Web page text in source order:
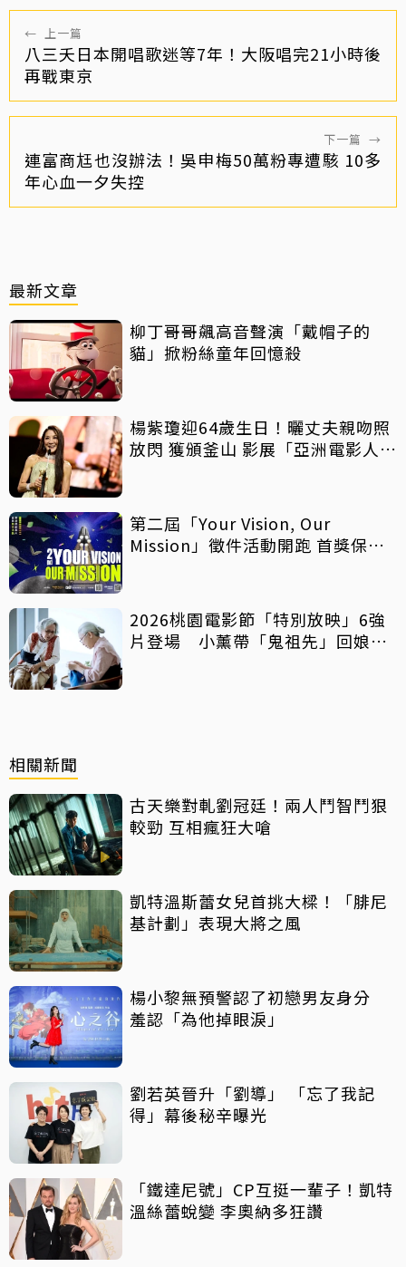
← 上一篇
八三夭日本開唱歌迷等7年！大阪唱完21小時後
再戰東京
下一篇 →
連富商尪也沒辦法！吳申梅50萬粉專遭駭 10多
年心血一夕失控
最新文章
柳丁哥哥飆高音聲演「戴帽子的
貓」掀粉絲童年回憶殺
楊紫瓊迎64歲生日！曬丈夫親吻照
放閃 獲頒釜山 影展「亞洲電影人
第二屆「Your Vision, Our
Mission」徵件活動開跑 首獎保證
2026桃園電影節「特別放映」6強
片登場 小薰帶「鬼祖先」回娘
相關新聞
古天樂對軋劉冠廷！兩人鬥智鬥狠
較勁 互相瘋狂大嗆
凱特溫斯蕾女兒首挑大樑！「腓尼
基計劃」表現大將之風
楊小黎無預警認了初戀男友身分
羞認「為他掉眼淚」
劉若英晉升「劉導」 「忘了我記
得」幕後秘辛曝光
「鐵達尼號」CP互挺一輩子！凱特
溫絲蕾蛻變 李奧納多狂讚